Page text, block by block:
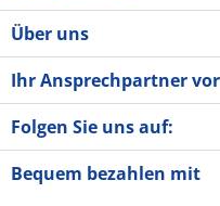
Über uns
Ihr Ansprechpartner
Folgen Sie uns auf:
Bequem bezahlen mit